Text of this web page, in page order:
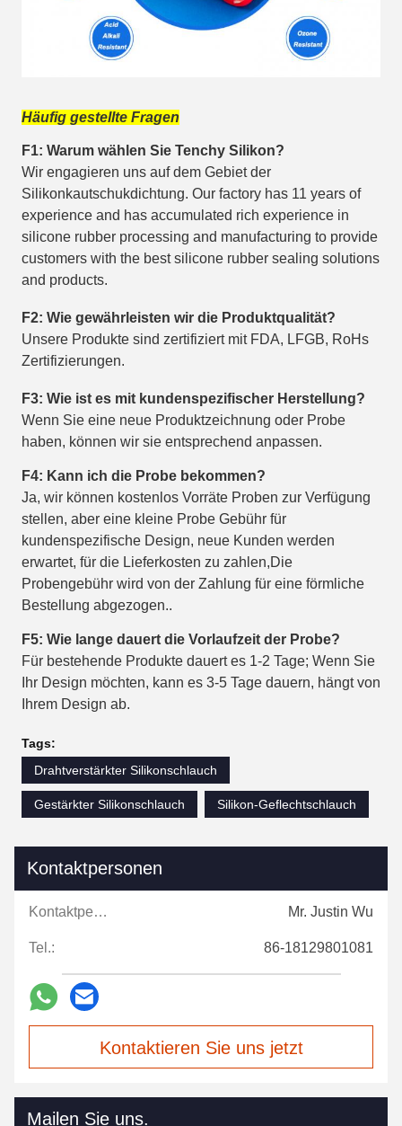
Häufig gestellte Fragen
F1: Warum wählen Sie Tenchy Silikon?
Wir engagieren uns auf dem Gebiet der
Silikonkautschukdichtung. Our factory has 11 years of
experience and has accumulated rich experience in
silicone rubber processing and manufacturing to provide
customers with the best silicone rubber sealing solutions
and products.
F2: Wie gewährleisten wir die Produktqualität?
Unsere Produkte sind zertifiziert mit FDA, LFGB, RoHs
Zertifizierungen.
F3: Wie ist es mit kundenspezifischer Herstellung?
Wenn Sie eine neue Produktzeichnung oder Probe
haben, können wir sie entsprechend anpassen.
F4: Kann ich die Probe bekommen?
Ja, wir können kostenlos Vorräte Proben zur Verfügung
stellen, aber eine kleine Probe Gebühr für
kundenspezifische Design, neue Kunden werden
erwartet, für die Lieferkosten zu zahlen,Die
Probengebühr wird von der Zahlung für eine förmliche
Bestellung abgezogen..
F5: Wie lange dauert die Vorlaufzeit der Probe?
Für bestehende Produkte dauert es 1-2 Tage; Wenn Sie
Ihr Design möchten, kann es 3-5 Tage dauern, hängt von
Ihrem Design ab.
Tags:
Drahtverstärkter Silikonschlauch
Gestärkter Silikonschlauch Silikon-Geflechtschlauch
Kontaktpersonen
Kontaktpersonen: Mr. Justin Wu
Tel.: 86-18129801081
Kontaktieren Sie uns jetzt
Mailen Sie uns.